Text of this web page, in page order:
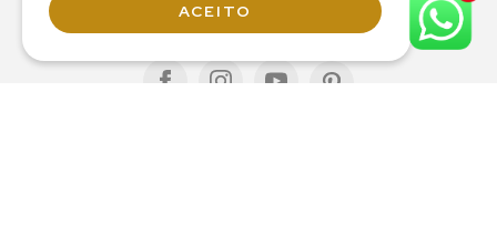
REDES SOCIAIS
ACEITO